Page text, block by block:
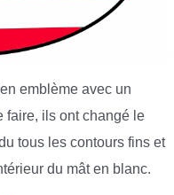
emblème avec un
faire, ils ont changé le
tous les contours fins et
du mât en blanc.